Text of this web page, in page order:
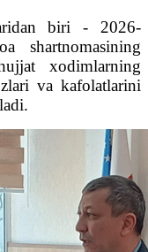
biri - 2026-
shartnomasining
xodimlarning
va kafolatlarini